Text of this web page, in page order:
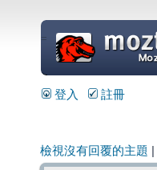
=
登入 註冊
檢視沒有回覆的主題